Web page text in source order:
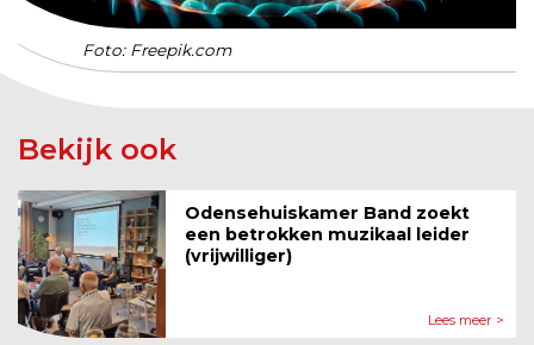
Foto: Freepik.com
Bekijk ook
Odensehuiskamer Band zoekt
een betrokken muzikaal leider
(vrijwilliger)
Lees meer >